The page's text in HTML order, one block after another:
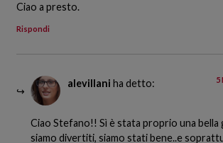
Ciao a presto.
Rispondi
alevillani ha detto: 5
Ciao Stefano!! Sì è stata proprio una bella
siamo divertiti, siamo stati bene..e